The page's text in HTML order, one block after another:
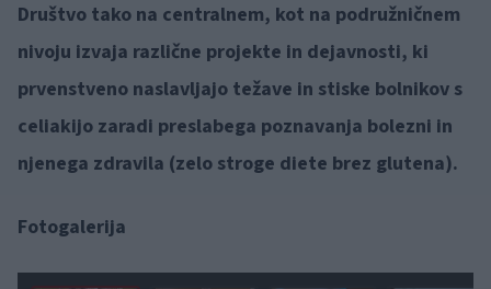
Društvo tako na centralnem, kot na podružničnem
nivoju izvaja različne projekte in dejavnosti, ki
prvenstveno naslavljajo težave in stiske bolnikov s
celiakijo zaradi preslabega poznavanja bolezni in
njenega zdravila (zelo stroge diete brez glutena).
Fotogalerija